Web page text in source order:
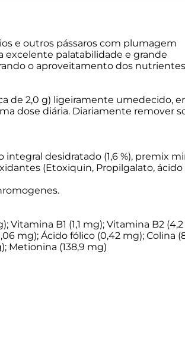
e outros pássaros com plumagem
excelente palatabilidade e grande
o aproveitamento dos
de 2,0 g) ligeiramente umedecido,
dose diária. Diariamente remover
desidratado (1,6 %), premix
(Etoxiquin, Propilgalato, ácido
Vitamina B1 (1,1 mg); Vitamina B2
mg); Ácido fólico (0,42 mg); Colina
Metionina (138,9 mg)